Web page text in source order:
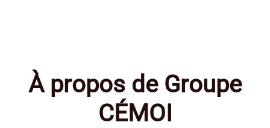
À propos de Groupe
CÉMOI